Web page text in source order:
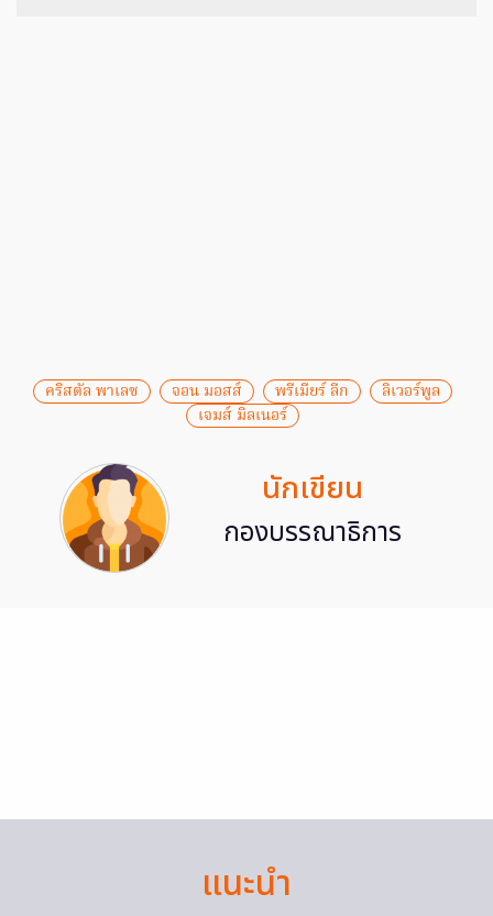
คริสตัล พาเลซ จอน มอสส์ พรีเมียร์ ลีก
ลิเวอร์พูล
เจมส์ มิลเนอร์
นักเขียน
กองบรรณาธิการ
แนะนำ